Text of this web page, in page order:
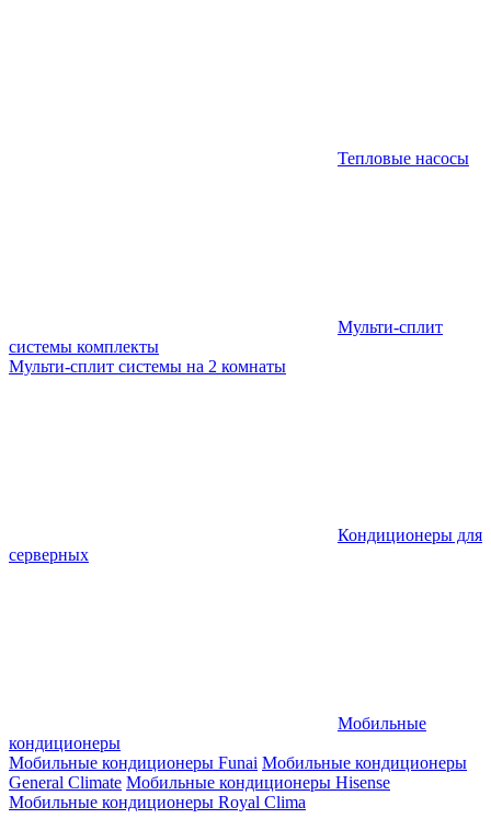
Тепловые насосы
Мульти-сплит
системы комплекты
Мульти-сплит системы на 2 комнаты
Кондиционеры для
серверных
Мобильные
кондиционеры
Мобильные кондиционеры Funai Мобильные кондиционеры
General Climate Мобильные кондиционеры Hisense
Мобильные кондиционеры Royal Clima